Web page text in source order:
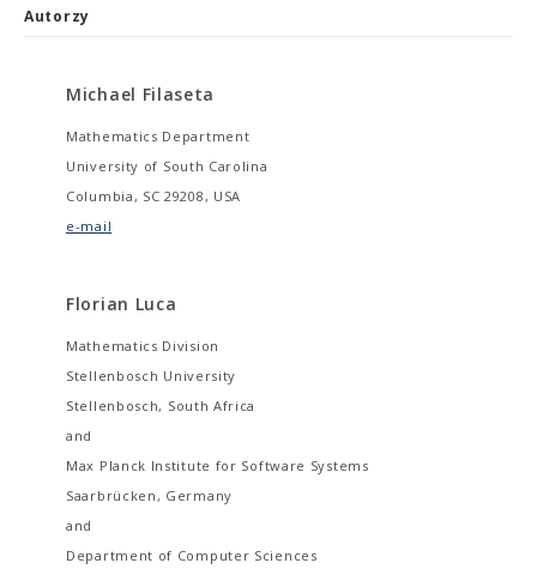
Autorzy
Michael Filaseta
Mathematics Department
University of South Carolina
Columbia, SC 29208, USA
e-mail
Florian Luca
Mathematics Division
Stellenbosch University
Stellenbosch, South Africa
and
Max Planck Institute for Software Systems
Saarbrücken, Germany
and
Department of Computer Sciences